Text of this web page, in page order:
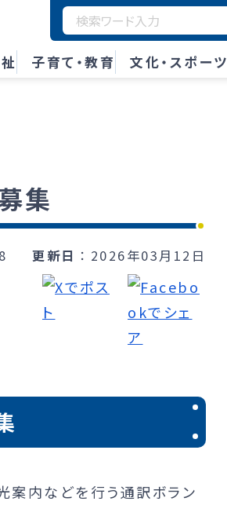
子育て・教育 文化・スポーツ
集
更新日 2026年03月12日
案内などを行う通訳ボラン